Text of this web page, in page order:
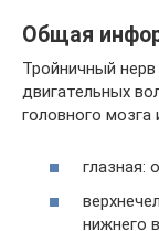
Общая
Тройничный
двигательных
головного мозга
глазная:
нижнего